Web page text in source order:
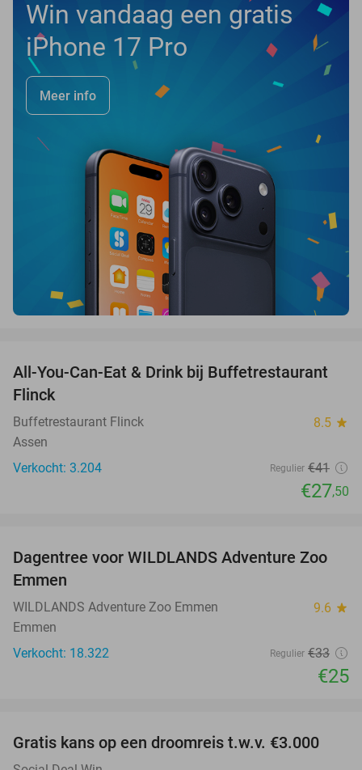
Win vandaag een gratis
iPhone 17 Pro
Meer info
33%
All-You-Can-Eat & Drink bij Buffetrestaurant
Flinck
Buffetrestaurant Flinck 8.5 star
Assen
Verkocht: 3.204
Regulier €41
€27,50
24%
Dagentree voor WILDLANDS Adventure Zoo
Emmen
WILDLANDS Adventure Zoo Emmen 9.6 star
Emmen
Verkocht: 18.322
Regulier €33
€25
Gratis kans op een droomreis t.w.v. €3.000